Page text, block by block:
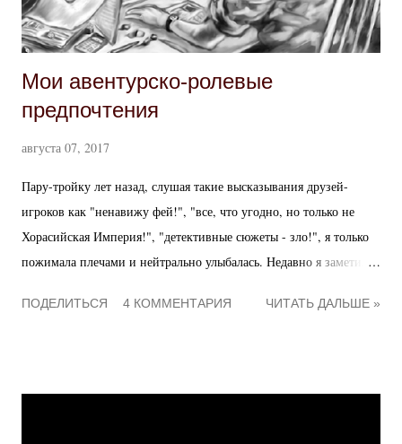
Мои авентурско-ролевые
предпочтения
августа 07, 2017
Пару-тройку лет назад, слушая такие высказывания друзей-
игроков как "ненавижу фей!", "все, что угодно, но только не
Хорасийская Империя!", "детективные сюжеты - зло!", я только
пожимала плечами и нейтрально улыбалась. Недавно я заметила,
и антипатии. По сеттингам , зрители моего канала , может быть,
ПОДЕЛИТЬСЯ 4 КОММЕНТАРИЯ ЧИТАТЬ ДАЛЬШЕ »